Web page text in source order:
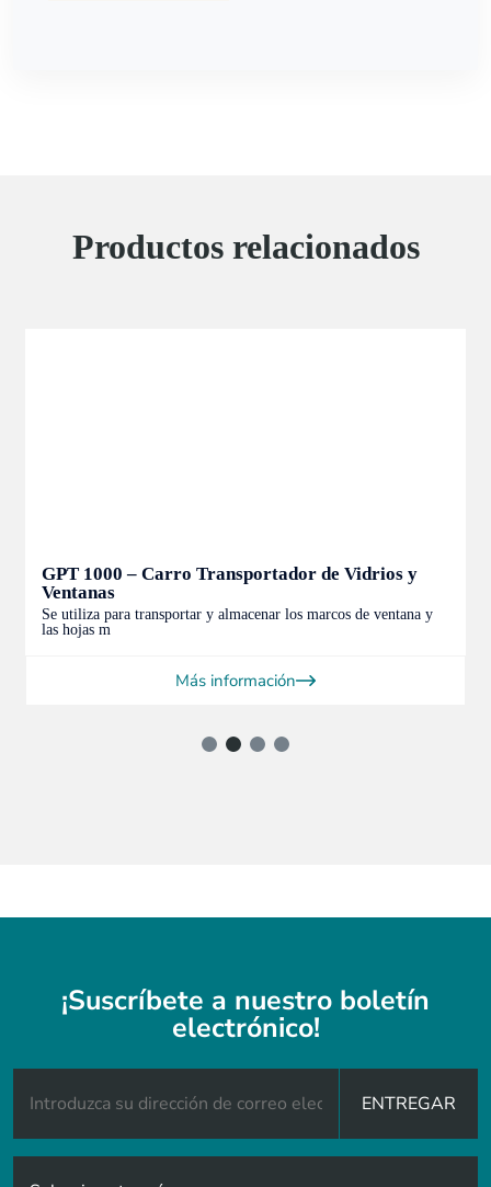
Productos relacionados
GPT 1000 – Carro Transportador de Vidrios y
Ventanas
Se utiliza para transportar y almacenar los marcos de ventana y
las hojas m
Más información
¡Suscríbete a nuestro boletín
electrónico!
ENTREGAR